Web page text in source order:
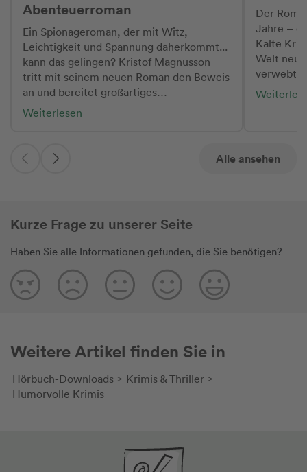
dabei von
gerät.
Plänen,
großartig
mich so
wird
Abenteuerroman
Ein Spionageroman, der mit Witz,
Leichtigkeit und Spannung daherkommt...
kann das gelingen? Kristof Magnusson
tritt mit seinem neuen Roman den Beweis
an und bereitet großartiges
Lesevergnügen.
Weiterlesen
Der
Jahre –
Kalte
Welt neu
verwebt
nicht zum
Alle ansehen
Kurze Frage zu unserer Seite
Haben Sie alle Informationen gefunden, die Sie benötigen?
Weitere Artikel finden Sie in
Hörbuch-Downloads > Krimis & Thriller >
Humorvolle Krimis